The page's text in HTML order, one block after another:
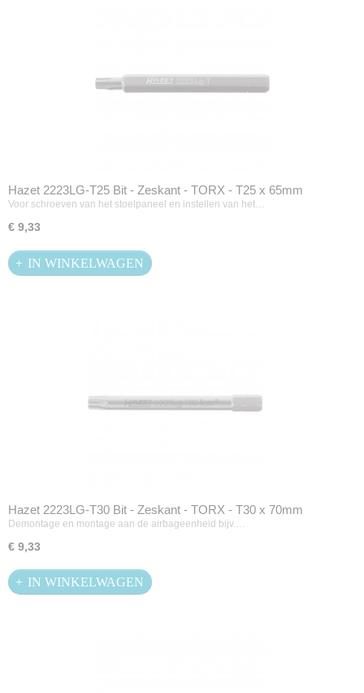
Hazet 2223LG-T25 Bit - Zeskant - TORX - T25 x 65mm
Voor schroeven van het stoelpaneel en instellen van het…
€ 9,33
IN WINKELWAGEN
Hazet 2223LG-T30 Bit - Zeskant - TORX - T30 x 70mm
Demontage en montage aan de airbageenheid bijv.…
€ 9,33
IN WINKELWAGEN